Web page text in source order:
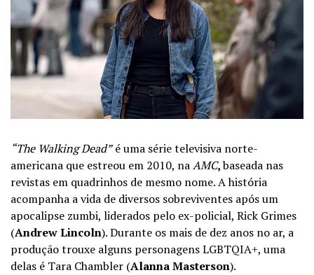
“The Walking Dead”é uma série televisiva norte-
americana que estreou em 2010, naAMC,baseada nas
revistas em quadrinhos de mesmo nome.A história
acompanha a vida de diversos sobreviventes após um
apocalipse zumbi, liderados pelo ex-policial, Rick Grimes
(Andrew Lincoln). Durante os mais de dez anos no ar, a
produção trouxe alguns personagens LGBTQIA+, uma
delas é Tara Chambler (Alanna Masterson).